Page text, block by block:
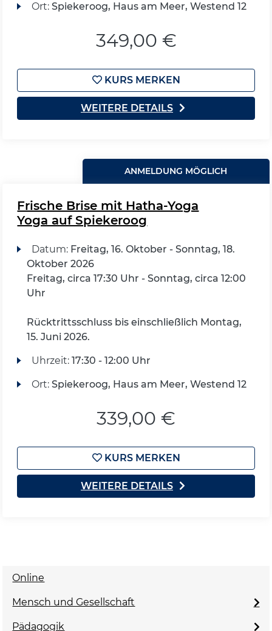
Ort: Spiekeroog, Haus am Meer, Westend 12
349,00 €
KURS MERKEN
WEITERE DETAILS
ANMELDUNG MÖGLICH
Frische Brise mit Hatha-Yoga
Yoga auf Spiekeroog
Datum: Freitag, 16. Oktober - Sonntag, 18.
Oktober 2026
Freitag, circa 17:30 Uhr - Sonntag, circa 12:00
Uhr
Rücktrittsschluss bis einschließlich Montag,
15. Juni 2026.
Uhrzeit: 17:30 - 12:00 Uhr
Ort: Spiekeroog, Haus am Meer, Westend 12
339,00 €
KURS MERKEN
WEITERE DETAILS
Online
Mensch und Gesellschaft
Pädagogik